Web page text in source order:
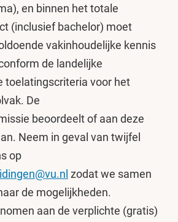
en binnen het totale
(inclusief bachelor) moet
vakinhoudelijke kennis
de landelijke
toelatingscriteria voor het
De
beoordeelt of aan deze
Neem in geval van twijfel
op
zodat we samen
de mogelijkheden.
aan de verplichte (gratis)